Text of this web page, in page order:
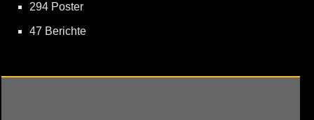
294 Poster
47 Berichte